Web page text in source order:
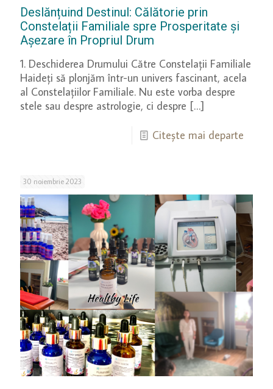
Deslănțuind Destinul: Călătorie prin
Constelații Familiale spre Prosperitate și
Așezare în Propriul Drum
1. Deschiderea Drumului Către Constelații Familiale
Haideți să plonjăm într-un univers fascinant, acela
al Constelațiilor Familiale. Nu este vorba despre
stele sau despre astrologie, ci despre […]
Citește mai departe
30 noiembrie 2023